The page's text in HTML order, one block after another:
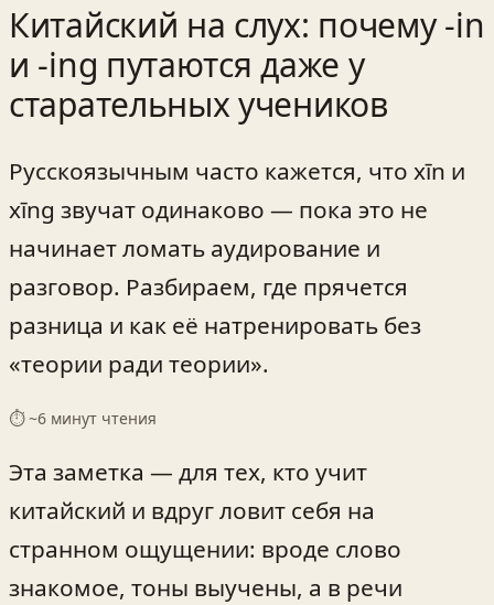
Китайский на слух: почему -in
и -ing путаются даже у
старательных учеников
Русскоязычным часто кажется, что xīn и
xīng звучат одинаково — пока это не
начинает ломать аудирование и
разговор. Разбираем, где прячется
разница и как её натренировать без
«теории ради теории».
⏱ ~6 минут чтения
Эта заметка — для тех, кто учит
китайский и вдруг ловит себя на
странном ощущении: вроде слово
знакомое, тоны выучены, а в речи